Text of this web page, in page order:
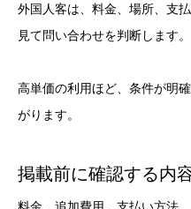
外国人客は、料金、場所、支
見て問い合わせを判断します。
高単価の利用ほど、条件が明
がります。
掲載前に確認する内